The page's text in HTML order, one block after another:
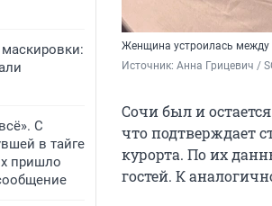
С
в тайге
пришло
Женщина устроилась между
Источник: Анна Грицевич /
Сочи был и
что подтверждает
курорта. По их
гостей. К